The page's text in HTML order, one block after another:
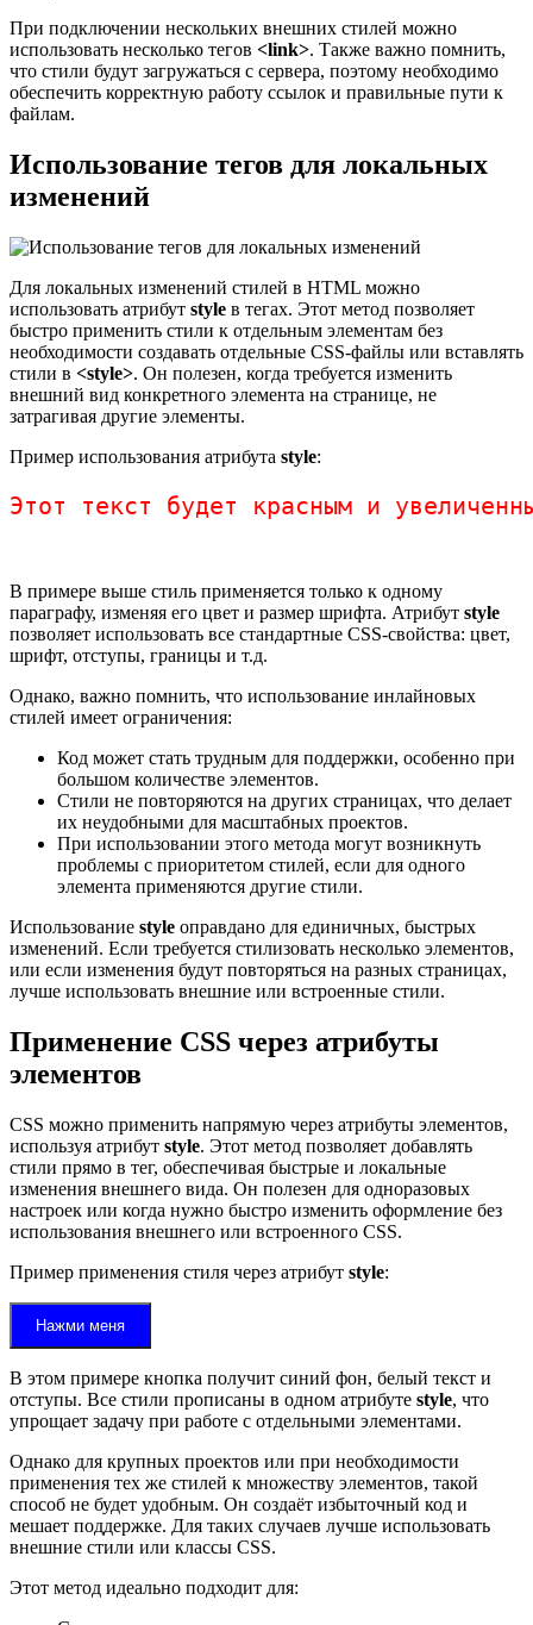
При подключении нескольких внешних стилей можно
использовать несколько тегов <link>. Также важно помнить,
что стили будут загружаться с сервера, поэтому необходимо
обеспечить корректную работу ссылок и правильные пути к
файлам.
Использование тегов для локальных
изменений
Для локальных изменений стилей в HTML можно
использовать атрибут style в тегах. Этот метод позволяет
быстро применить стили к отдельным элементам без
необходимости создавать отдельные CSS-файлы или вставлять
стили в <style>. Он полезен, когда требуется изменить
внешний вид конкретного элемента на странице, не
затрагивая другие элементы.
Пример использования атрибута style:
Этот текст будет красным и
В примере выше стиль применяется только к одному
параграфу, изменяя его цвет и размер шрифта. Атрибут style
позволяет использовать все стандартные CSS-свойства: цвет,
шрифт, отступы, границы и т.д.
Однако, важно помнить, что использование инлайновых
стилей имеет ограничения:
Код может стать трудным для поддержки, особенно при
большом количестве элементов.
Стили не повторяются на других страницах, что делает
их неудобными для масштабных проектов.
При использовании этого метода могут возникнуть
проблемы с приоритетом стилей, если для одного
элемента применяются другие стили.
Использование style оправдано для единичных, быстрых
изменений. Если требуется стилизовать несколько элементов,
или если изменения будут повторяться на разных страницах,
лучше использовать внешние или встроенные стили.
Применение CSS через атрибуты
элементов
CSS можно применить напрямую через атрибуты элементов,
используя атрибут style. Этот метод позволяет добавлять
стили прямо в тег, обеспечивая быстрые и локальные
изменения внешнего вида. Он полезен для одноразовых
настроек или когда нужно быстро изменить оформление без
использования внешнего или встроенного CSS.
Пример применения стиля через атрибут style:
Нажми меня
В этом примере кнопка получит синий фон, белый текст и
отступы. Все стили прописаны в одном атрибуте style, что
упрощает задачу при работе с отдельными элементами.
Однако для крупных проектов или при необходимости
применения тех же стилей к множеству элементов, такой
способ не будет удобным. Он создаёт избыточный код и
мешает поддержке. Для таких случаев лучше использовать
внешние стили или классы CSS.
Этот метод идеально подходит для: